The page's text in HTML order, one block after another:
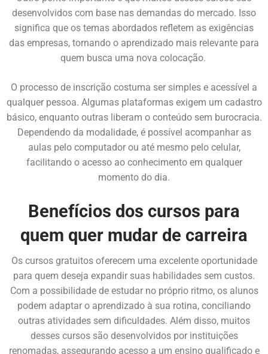
desenvolvidos com base nas demandas do mercado. Isso
significa que os temas abordados refletem as exigências
das empresas, tornando o aprendizado mais relevante para
quem busca uma nova colocação.
O processo de inscrição costuma ser simples e acessível a
qualquer pessoa. Algumas plataformas exigem um cadastro
básico, enquanto outras liberam o conteúdo sem burocracia.
Dependendo da modalidade, é possível acompanhar as
aulas pelo computador ou até mesmo pelo celular,
facilitando o acesso ao conhecimento em qualquer
momento do dia.
Benefícios dos cursos para
quem quer mudar de carreira
Os cursos gratuitos oferecem uma excelente oportunidade
para quem deseja expandir suas habilidades sem custos.
Com a possibilidade de estudar no próprio ritmo, os alunos
podem adaptar o aprendizado à sua rotina, conciliando
outras atividades sem dificuldades. Além disso, muitos
desses cursos são desenvolvidos por instituições
renomadas, assegurando acesso a um ensino qualificado e